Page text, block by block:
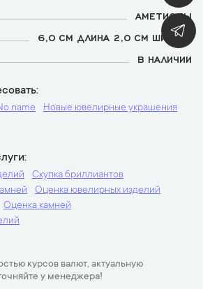
АМЕТИСТЫ
6,0 СМ ДЛИНА 2,0 СМ ШИРИНА
В НАЛИЧИИ
name
Новые ювелирные украшения
Скупка бриллиантов
Оценка ювелирных изделий
Оценка камней
курсов валют, актуальную
у менеджера!